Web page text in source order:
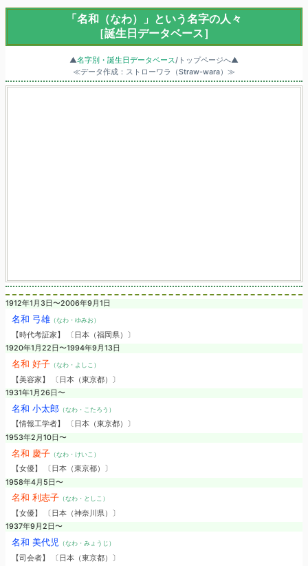
「名和（なわ）」という名字の人々
［誕生日データベース］
▲名字別・誕生日データベース/トップページへ▲
≪データ作成：ストローワラ（Straw-wara）≫
1912年1月3日〜2006年9月1日
名和 弓雄（なわ・ゆみお）
【時代考証家】 〔日本（福岡県）〕
1920年1月22日〜1994年9月13日
名和 好子（なわ・よしこ）
【美容家】 〔日本（東京都）〕
1931年1月26日〜
名和 小太郎（なわ・こたろう）
【情報工学者】 〔日本（東京都）〕
1953年2月10日〜
名和 慶子（なわ・けいこ）
【女優】 〔日本（東京都）〕
1958年4月5日〜
名和 利志子（なわ・としこ）
【女優】 〔日本（神奈川県）〕
1937年9月2日〜
名和 美代児 （なわ・みょうじ）
【司会者】 〔日本（東京都）〕